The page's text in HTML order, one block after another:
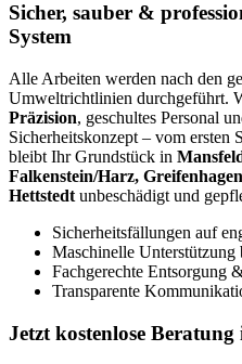
Sicher, sauber &
System
Alle Arbeiten werden nach den
Umweltrichtlinien durchgeführt.
Präzision, geschultes Personal
Sicherheitskonzept – vom ersten
bleibt Ihr Grundstück in
Falkenstein/Harz,
Hettstedt unbeschädigt und
Sicherheitsfällungen auf
Maschinelle Unterstützung
Fachgerechte Entsorgung
Transparente
Jetzt kostenlose